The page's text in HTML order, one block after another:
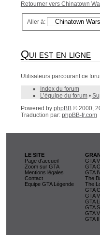
Retourner vers Chinatown
Aller à:
Qui est en ligne
Utilisateurs parcourant ce
Index du forum
L’équipe du forum•
Powered by phpBB© 2000,
Traduction par: phpBB-fr.com
LE SITE
Page d'accueil
Zoom sur GTA
Mentions légales
Contact
Equipe GTA Légende
GTA V
GTA
GTA
The
The
GTA
GTA
GTA
GTA
GTA
GTA III